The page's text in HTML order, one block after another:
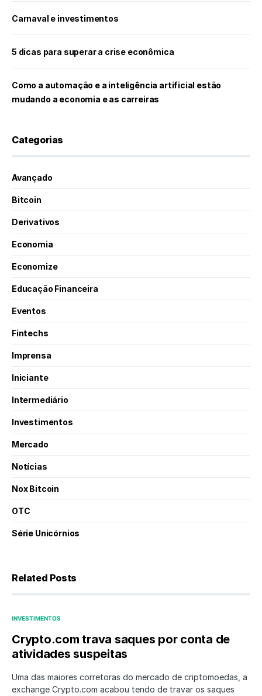
Carnaval e investimentos
5 dicas para superar a crise econômica
Como a automação e a inteligência artificial estão
mudando a economia e as carreiras
Categorias
Avançado
Bitcoin
Derivativos
Economia
Economize
Educação Financeira
Eventos
Fintechs
Imprensa
Iniciante
Intermediário
Investimentos
Mercado
Notícias
Nox Bitcoin
OTC
Série Unicórnios
Related Posts
INVESTIMENTOS
Crypto.com trava saques por conta de
atividades suspeitas
Uma das maiores corretoras do mercado de criptomoedas, a
exchange Crypto.com acabou tendo de travar os saques